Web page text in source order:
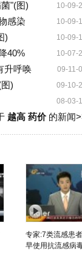
10-09-
"(图)
10-09-
感染
10-09-
)
10-07-
40%
09-11-
升呼唤
09-10-
)
08-03-
越高 药价的新闻
专家:7类流感患
早使用抗流感病